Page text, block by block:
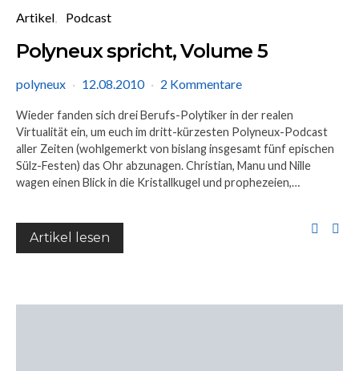
Artikel Podcast
Polyneux spricht, Volume 5
polyneux 12.08.2010 2 Kommentare
Wieder fanden sich drei Berufs-Polytiker in der realen
Virtualität ein, um euch im dritt-kürzesten Polyneux-Podcast
aller Zeiten (wohlgemerkt von bislang insgesamt fünf epischen
Sülz-Festen) das Ohr abzunagen. Christian, Manu und Nille
wagen einen Blick in die Kristallkugel und prophezeien,…
Artikel lesen